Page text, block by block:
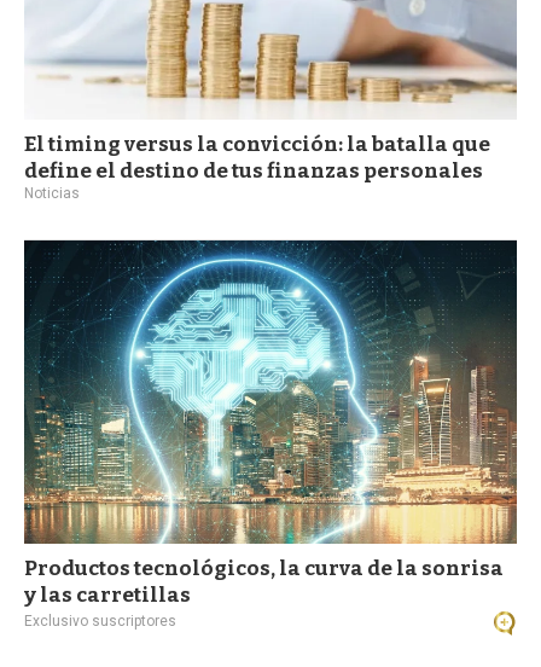
El timing versus la convicción: la batalla que
define el destino de tus finanzas personales
Noticias
Productos tecnológicos, la curva de la sonrisa
y las carretillas
Exclusivo suscriptores